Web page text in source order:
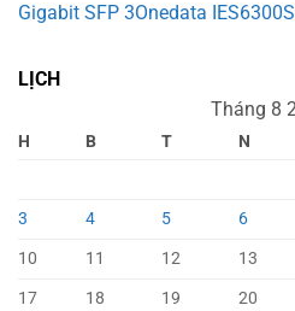
Gigabit SFP 3Onedata
LỊCH
Tháng 8
H B T N
3
4 5 6
10
11 12 13
17
18 19 20